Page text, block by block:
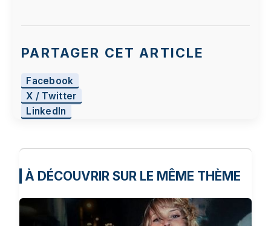
PARTAGER CET ARTICLE
Facebook
X / Twitter
LinkedIn
À DÉCOUVRIR SUR LE MÊME THÈME